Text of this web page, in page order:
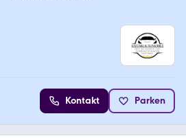
Kontakt Parken